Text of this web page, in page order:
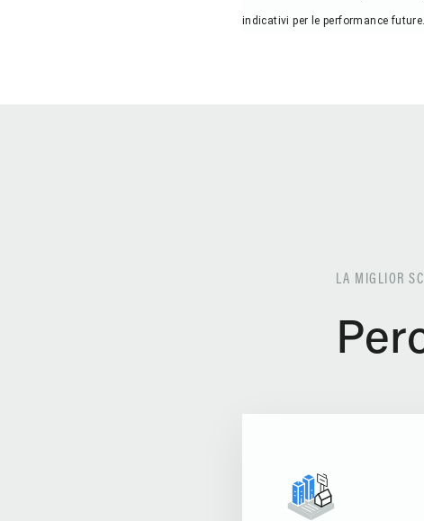
indicativi per le performance future.
LA MIGLIOR